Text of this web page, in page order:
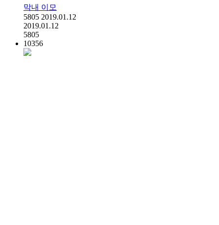
막내 이모
5805 2019.01.12
2019.01.12
5805
10356